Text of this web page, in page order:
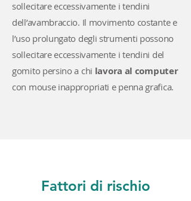
sollecitare eccessivamente i tendini
dell’avambraccio. Il movimento costante e
l’uso prolungato degli strumenti possono
sollecitare eccessivamente i tendini del
gomito persino a chi lavora al computer
con mouse inappropriati e penna grafica.
Fattori di rischio